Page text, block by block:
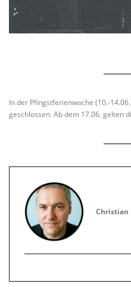
In der Pfingstferienwoche (10.-
geschlossen. Ab dem 17.06. gelten
Christian